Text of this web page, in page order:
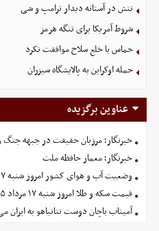
تنش در آستانه دیدار ترامپ و شی
شروط آمریکا برای تنگه هرمز
حماس با خلع سلاح موافقت نکرد
حمله اوکراین به پالایشگاه سیزران
عناوین برگزیده
خبرنگار؛ مرزبان حقیقت در جبهه جنگ
خبرنگار؛ معمار حافظه ملت
وضعیت آب و هوای کشور امروز شنبه ۱۷ مرداد ۱۴۰۵
قیمت سکه و طلا امروز شنبه ۱۷ مرداد ۱۴۰۵
آمیتاب باچان دوست نتانیاهو به